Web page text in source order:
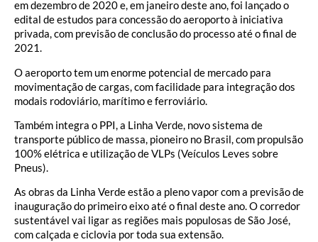
em dezembro de 2020 e, em janeiro deste ano, foi lançado o
edital de estudos para concessão do aeroporto à iniciativa
privada, com previsão de conclusão do processo até o final de
2021.
O aeroporto tem um enorme potencial de mercado para
movimentação de cargas, com facilidade para integração dos
modais rodoviário, marítimo e ferroviário.
Também integra o PPI, a Linha Verde, novo sistema de
transporte público de massa, pioneiro no Brasil, com propulsão
100% elétrica e utilização de VLPs (Veículos Leves sobre
Pneus).
As obras da Linha Verde estão a pleno vapor com a previsão de
inauguração do primeiro eixo até o final deste ano. O corredor
sustentável vai ligar as regiões mais populosas de São José,
com calçada e ciclovia por toda sua extensão.